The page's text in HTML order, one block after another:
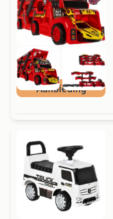
Aanbieding